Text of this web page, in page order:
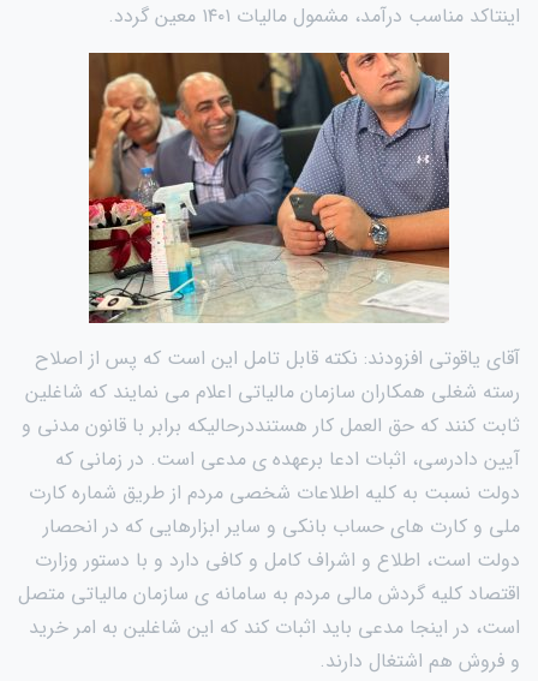
اینتاکد مناسب درآمد، مشمول مالیات ۱۴۰۱ معین گردد.
آقای یاقوتی افزودند: نکته قابل تامل این است که پس از اصلاح
رسته شغلی همکاران سازمان مالیاتی اعلام می نمایند که شاغلین
ثابت کنند که حق العمل کار هستنددرحالیکه برابر با قانون مدنی و
آیین دادرسی، اثبات ادعا برعهده ی مدعی است. در زمانی که
دولت نسبت به کلیه اطلاعات شخصی مردم از طریق شماره کارت
ملی و کارت های حساب بانکی و سایر ابزارهایی که در انحصار
دولت است، اطلاع و اشراف کامل و کافی دارد و با دستور وزارت
اقتصاد کلیه گردش مالی مردم به سامانه ی سازمان مالیاتی متصل
است، در اینجا مدعی باید اثبات کند که این شاغلین به امر خرید
و فروش هم اشتغال دارند.